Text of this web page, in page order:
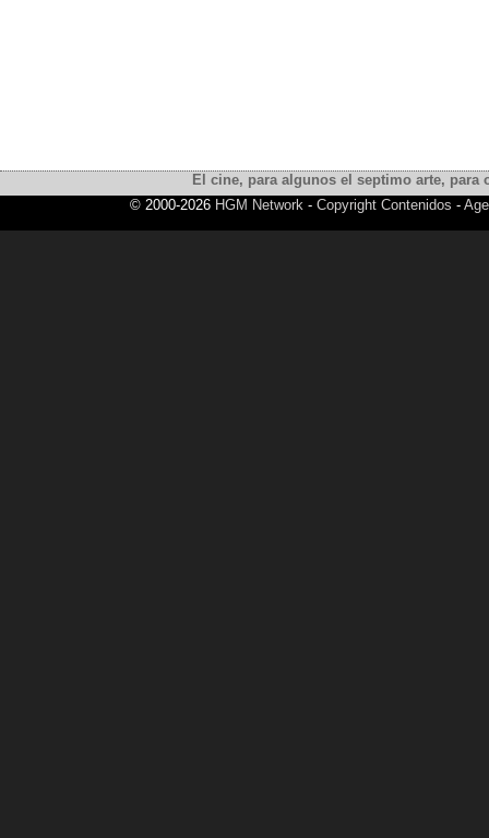
El cine, para algunos el septimo arte,
© 2000-2026 HGM Network - Copyright Contenidos -